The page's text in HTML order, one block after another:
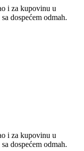
i za kupovinu u
dospećem odmah.
i za kupovinu u
dospećem odmah.